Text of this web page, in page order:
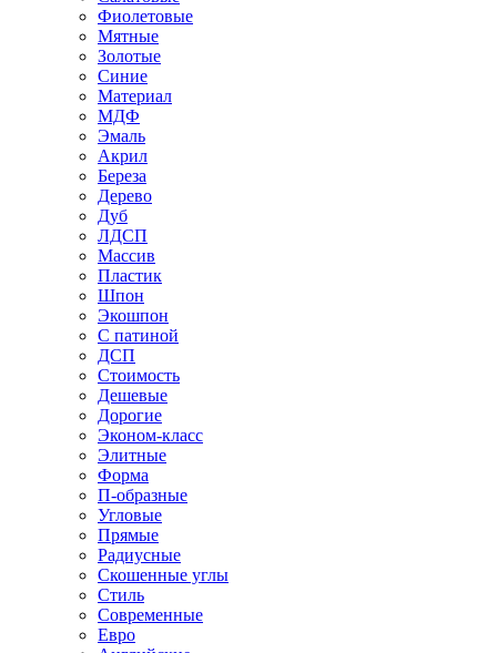
Фиолетовые
Мятные
Золотые
Синие
Материал
МДФ
Эмаль
Акрил
Береза
Дерево
Дуб
ЛДСП
Массив
Пластик
Шпон
Экошпон
С патиной
ДСП
Стоимость
Дешевые
Дорогие
Эконом-класс
Элитные
Форма
П-образные
Угловые
Прямые
Радиусные
Скошенные углы
Стиль
Современные
Евро